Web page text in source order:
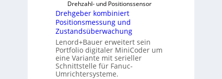
i
e
r
n
s
p
b
e
r
r
y
n
i
e
r
t
P
o
Drehzahl- und Positionssensor
Drehgeber kombiniert
Positionsmessung und
Zustandsüberwachung
Lenord+Bauer erweitert sein
Portfolio digitaler MiniCoder um
eine Variante mit serieller
Schnittstelle für Fanuc-
Umrichtersysteme.